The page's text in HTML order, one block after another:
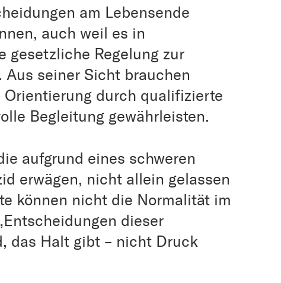
am Lebensende
auch weil es in
gesetzliche Regelung zur
seiner Sicht brauchen
durch qualifizierte
Begleitung gewährleisten.
aufgrund eines schweren
erwägen, nicht allein gelassen
können nicht die Normalität im
dieser
das Halt gibt – nicht Druck